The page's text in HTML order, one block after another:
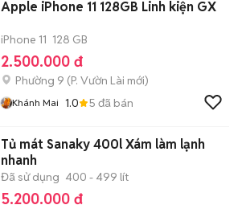
Apple iPhone 11 128GB Linh kiện GX
iPhone 11 128 GB
2.500.000 đ
Phường 9 (P. Vườn Lài mới)
Khánh Mai 1.0 5 đã bán
Tủ mát Sanaky 400l Xám làm lạnh
nhanh
Đã sử dụng 400 - 499 lít
5.200.000 đ